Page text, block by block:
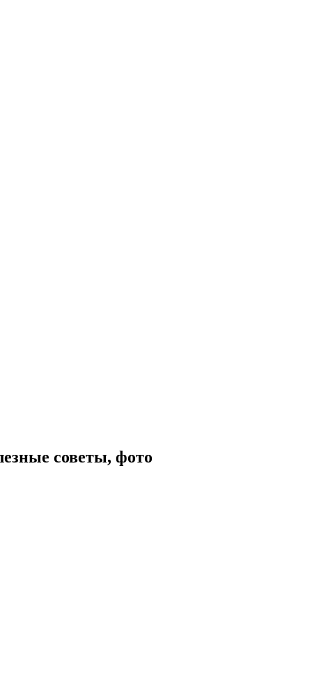
советы, фото